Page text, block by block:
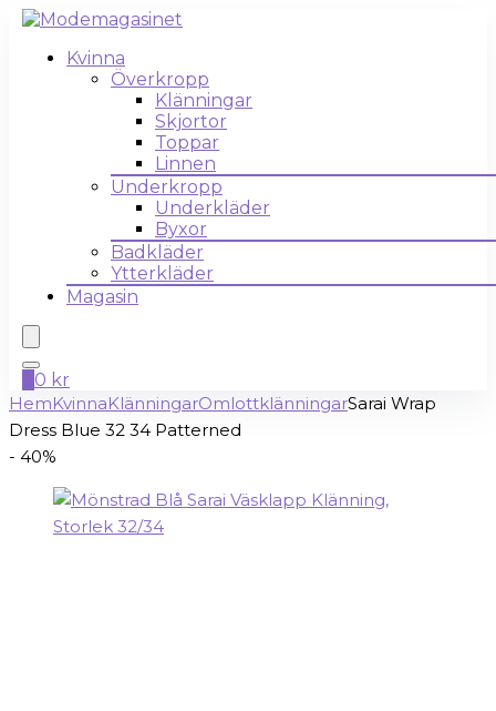
Kvinna
Överkropp
Klänningar
Skjortor
Toppar
Linnen
Underkropp
Underkläder
Byxor
Badkläder
Ytterkläder
Magasin
0 kr
HemKvinnaKlänningarOmlottklänningarSarai Wrap
Dress Blue 32 34 Patterned
- 40%